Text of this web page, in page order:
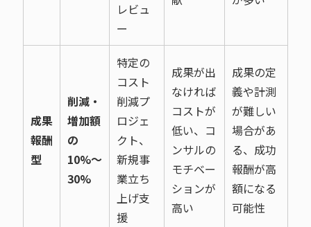
レビュ
ー
成果
報酬
型
削減・
増加額
の
10%〜
30%
特定の
コスト
削減プ
ロジェ
クト、
新規事
業立ち
上げ支
援
成果が出
なければ
コストが
低い、コ
ンサルの
モチベー
ションが
高い
成果の定
義や計測
が難しい
場合があ
る、成功
報酬が高
額になる
可能性